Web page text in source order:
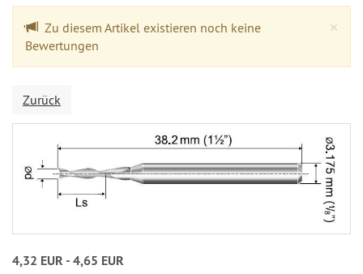
×
Zu diesem Artikel existieren noch keine
Bewertungen
Zurück
4,32 EUR - 4,65 EUR